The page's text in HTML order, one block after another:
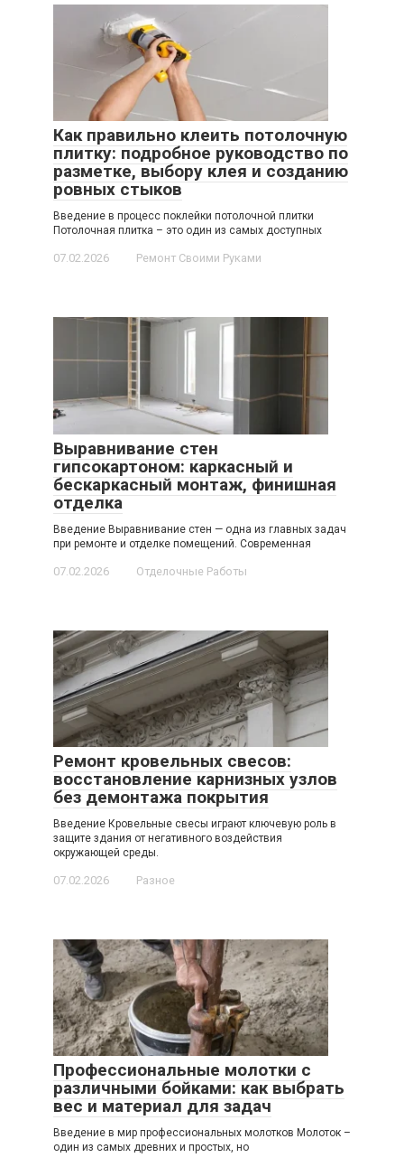
Как правильно клеить потолочную
плитку: подробное руководство по
разметке, выбору клея и созданию
ровных стыков
Введение в процесс поклейки потолочной плитки
Потолочная плитка – это один из самых доступных
07.02.2026 Ремонт Своими Руками
Выравнивание стен
гипсокартоном: каркасный и
бескаркасный монтаж, финишная
отделка
Введение Выравнивание стен — одна из главных задач
при ремонте и отделке помещений. Современная
07.02.2026 Отделочные Работы
Ремонт кровельных свесов:
восстановление карнизных узлов
без демонтажа покрытия
Введение Кровельные свесы играют ключевую роль в
защите здания от негативного воздействия
окружающей среды.
07.02.2026 Разное
Профессиональные молотки с
различными бойками: как выбрать
вес и материал для задач
Введение в мир профессиональных молотков Молоток –
один из самых древних и простых, но